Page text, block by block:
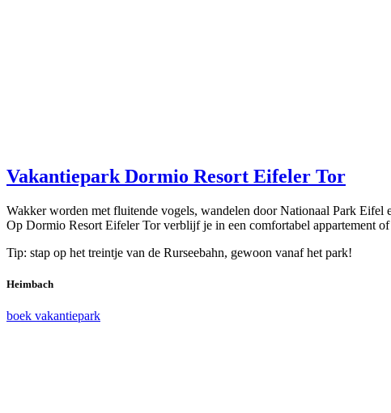
Vakantiepark Dormio Resort Eifeler Tor
Wakker worden met fluitende vogels, wandelen door Nationaal Park Eifel
Op Dormio Resort Eifeler Tor verblijf je in een comfortabel appartement
Tip: stap op het treintje van de Rurseebahn, gewoon vanaf het park!
Heimbach
boek vakantiepark